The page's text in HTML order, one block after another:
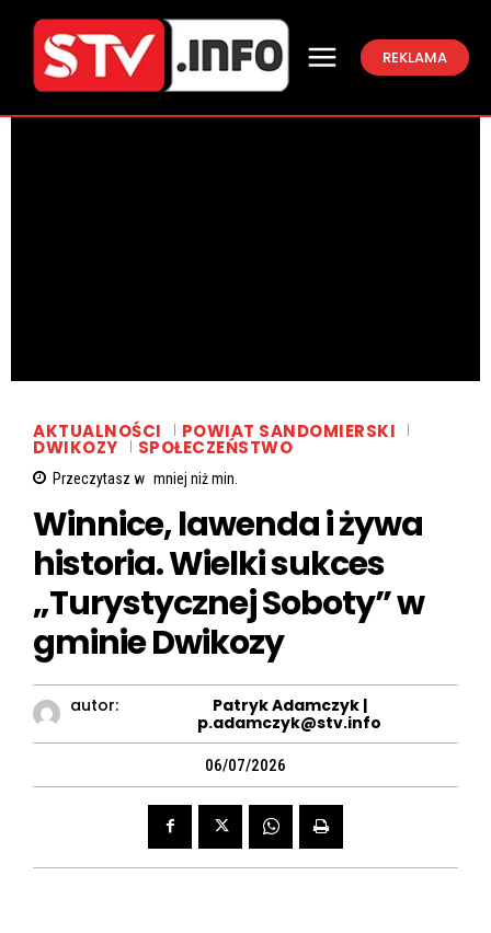
REKLAMA
AKTUALNOŚCI POWIAT SANDOMIERSKI
DWIKOZY SPOŁECZEŃSTWO
Przeczytasz w mniej niżmin.
Winnice, lawenda i żywa
historia. Wielki sukces
„Turystycznej Soboty” w
gminie Dwikozy
autor:
Patryk Adamczyk |
p.adamczyk@stv.info
06/07/2026